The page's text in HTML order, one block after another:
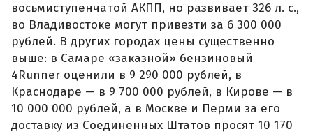
восьмиступенчатой АКПП, но развивает 326 л. с.,
во Владивостоке могут привезти за 6 300 000
рублей. В других городах цены существенно
выше: в Самаре «заказной» бензиновый
4Runner оценили в 9 290 000 рублей, в
Краснодаре — в 9 700 000 рублей, в Кирове — в
10 000 000 рублей, а в Москве и Перми за его
доставку из Соединенных Штатов просят 10 170